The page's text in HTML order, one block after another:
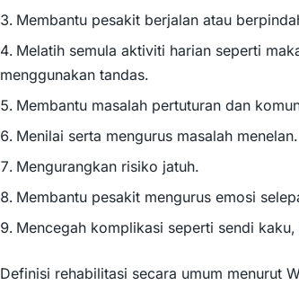
Membantu pesakit berjalan atau
Melatih semula aktiviti harian seperti
menggunakan tandas.
Membantu masalah pertuturan dan
Menilai serta mengurus masalah menelan.
Mengurangkan risiko jatuh.
Membantu pesakit mengurus emosi
Mencegah komplikasi seperti sendi
Definisi rehabilitasi secara umum menurut